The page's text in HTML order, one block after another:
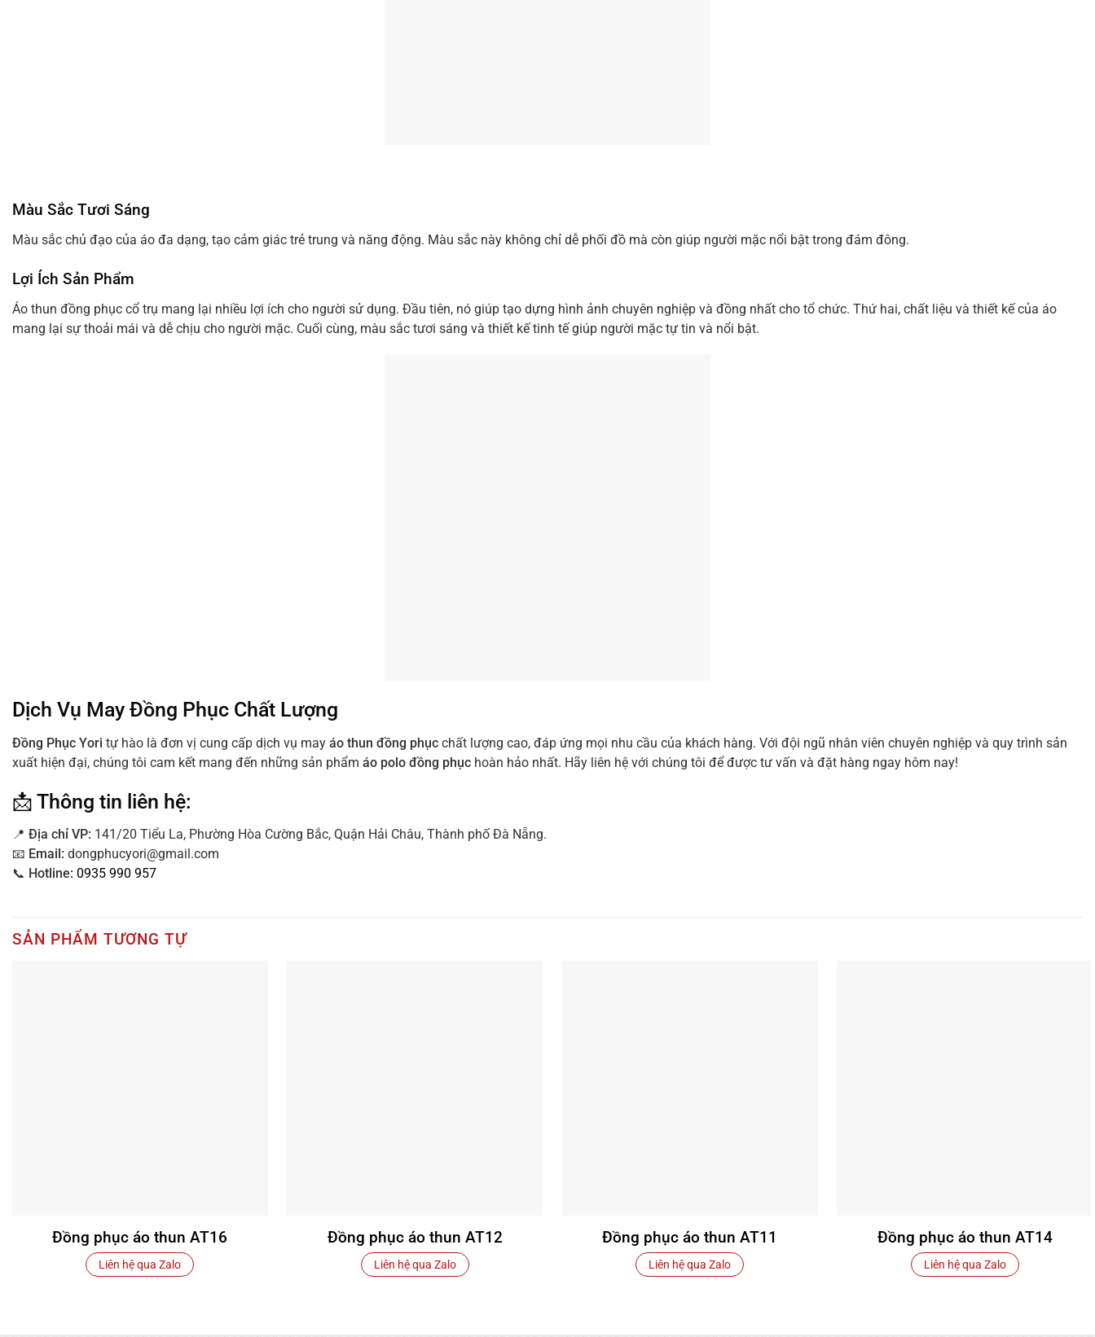
Màu Sắc Tươi Sáng
Màu sắc chủ đạo của áo đa dạng, tạo cảm giác trẻ trung và năng động. Màu sắc này không chỉ dễ phối đồ mà còn giúp người mặc nổi bật trong đám đông.
Lợi Ích Sản Phẩm
Áo thun đồng phục cổ trụ mang lại nhiều lợi ích cho người sử dụng. Đầu tiên, nó giúp tạo dựng hình ảnh chuyên nghiệp và đồng nhất cho tổ chức. Thứ hai, chất liệu và thiết kế của áo
mang lại sự thoải mái và dễ chịu cho người mặc. Cuối cùng, màu sắc tươi sáng và thiết kế tinh tế giúp người mặc tự tin và nổi bật.
Dịch Vụ May Đồng Phục Chất Lượng
Đồng Phục Yori tự hào là đơn vị cung cấp dịch vụ may áo thun đồng phục chất lượng cao, đáp ứng mọi nhu cầu của khách hàng. Với đội ngũ nhân viên chuyên nghiệp và quy trình sản
xuất hiện đại, chúng tôi cam kết mang đến những sản phẩm áo polo đồng phục hoàn hảo nhất. Hãy liên hệ với chúng tôi để được tư vấn và đặt hàng ngay hôm nay!
📩 Thông tin liên hệ:
📍 Địa chỉ VP: 141/20 Tiểu La, Phường Hòa Cường Bắc, Quận Hải Châu, Thành phố Đà Nẵng.
📧 Email: dongphucyori@gmail.com
📞 Hotline: 0935 990 957
SẢN PHẨM TƯƠNG TỰ
Đồng phục áo thun AT16
Liên hệ qua Zalo
Đồng phục áo thun AT12
Liên hệ qua Zalo
Đồng phục áo thun AT11
Liên hệ qua Zalo
Đồng phục áo thun AT14
Liên hệ qua Zalo